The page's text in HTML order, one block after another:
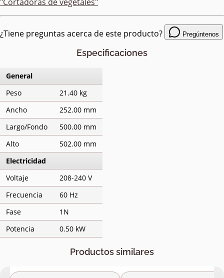
¿Tiene preguntas acerca de este producto? Pregúntenos
Especificaciones
General
Peso
21.40 kg
Ancho
252.00 mm
Largo/Fondo
500.00 mm
Alto
502.00 mm
Electricidad
Voltaje
208-240 V
Frecuencia
60 Hz
Fase
1N
Potencia
0.50 kW
Productos similares